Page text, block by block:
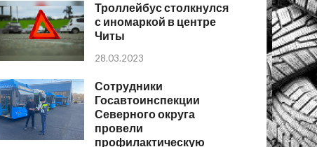
Троллейбус столкнулся
с иномаркой в центре
Читы
28.03.2023
Сотрудники
Госавтоинспекции
Северного округа
провели
профилактическую